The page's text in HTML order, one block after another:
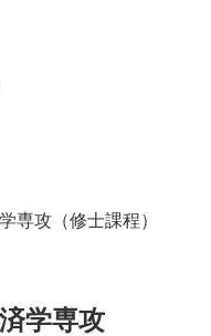
専攻（修士課程）
学専攻